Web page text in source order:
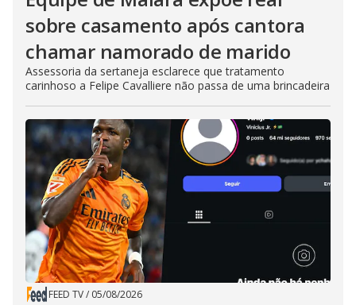
sobre casamento após cantora
chamar namorado de marido
Assessoria da sertaneja esclarece que tratamento
carinhoso a Felipe Cavalliere não passa de uma brincadeira
FEED TV/ 05/08/2026